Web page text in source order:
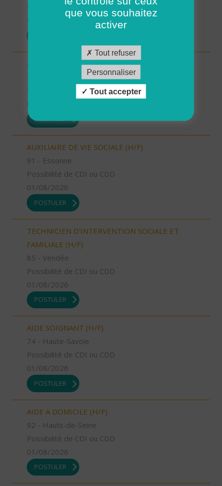
Possibilité de CDI ou CDD
AUXILIAIRE DE VIE SOCIALE (H/F)
Possibilité de CDI ou CDD
POSTULER
AUXILIAIRE DE VIE SOCIALE (H/F)
91 - Essonne
Possibilité de CDI ou CDD
01/08/2026
POSTULER
TECHNICIEN D’INTERVENTION SOCIALE ET
FAMILIALE (H/F)
85 - Vendée
Possibilité de CDI ou CDD
01/08/2026
POSTULER
AIDE SOIGNANT (H/F)
74 - Haute-Savoie
Possibilité de CDI ou CDD
01/08/2026
POSTULER
AIDE A DOMICILE (H/F)
92 - Hauts-de-Seine
Possibilité de CDI ou CDD
01/08/2026
POSTULER
que vous souhaitez
activer
Tout refuser
Personnaliser
Tout accepter